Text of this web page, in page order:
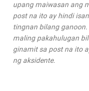
upang maiwasan ang
post na ito ay hindi
tingnan bilang
maling pakahulugan
ginamit sa post na ito
ng aksidente.